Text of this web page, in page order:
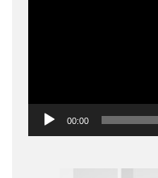
00:00